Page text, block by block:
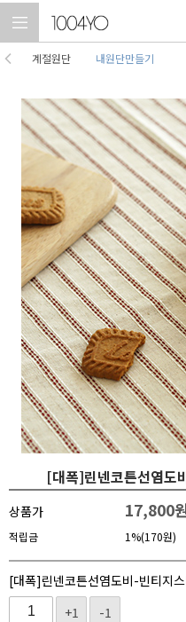
계절원단 내원단만들기
[대폭]린넨코튼선염도
상품가 17,800
적립금 1%(170원)
[대폭]린넨코튼선염도비-빈티지
+1
-1